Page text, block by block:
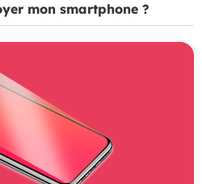
mon smartphone ?